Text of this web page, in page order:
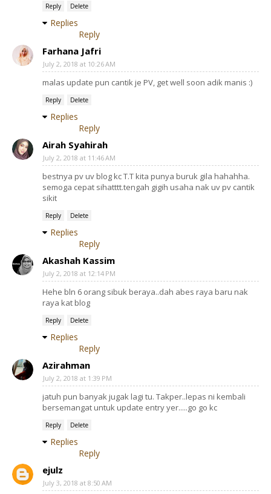
Reply Delete
Replies
Reply
Farhana Jafri
July 2, 2018 at 10:26 AM
malas update pun cantik je PV, get well soon adik manis :)
Reply Delete
Replies
Reply
Airah Syahirah
July 2, 2018 at 11:46 AM
bestnya pv uv blog kc T.T kita punya buruk gila hahahha.
semoga cepat sihatttt.tengah gigih usaha nak uv pv cantik
sikit
Reply Delete
Replies
Reply
Akashah Kassim
July 2, 2018 at 12:14 PM
Hehe bln 6 orang sibuk beraya..dah abes raya baru nak
raya kat blog
Reply Delete
Replies
Reply
Azirahman
July 2, 2018 at 1:39 PM
jatuh pun banyak jugak lagi tu. Takper..lepas ni kembali
bersemangat untuk update entry yer.....go go kc
Reply Delete
Replies
Reply
ejulz
July 3, 2018 at 8:50 AM